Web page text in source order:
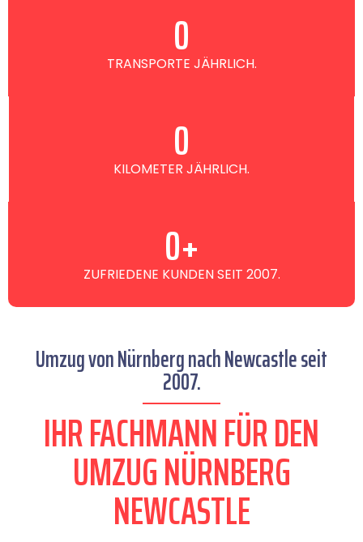
TRANSPORTE JÄHRLICH.
0
KILOMETER JÄHRLICH.
0
ZUFRIEDENE KUNDEN SEIT 2007.
0+
Umzug von Nürnberg nach Newcastle seit
2007.
IHR FACHMANN FÜR DEN
UMZUG NÜRNBERG
NEWCASTLE